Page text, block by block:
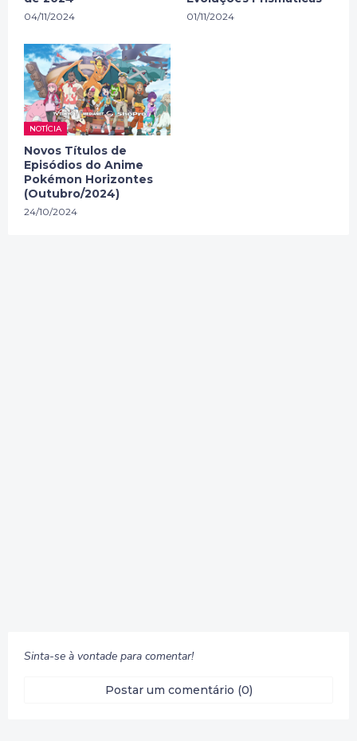
04/11/2024 01/11/2024
NOTÍCIA
Novos Títulos de
Episódios do Anime
Pokémon Horizontes
(Outubro/2024)
24/10/2024
Sinta-se à vontade para comentar!
Postar um comentário (0)